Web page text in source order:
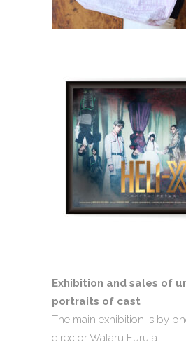
Exhibition and sales of
portraits of cast
The main exhibition is by
director Wataru Furuta